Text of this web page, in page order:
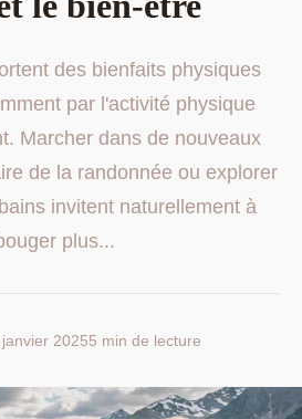
des bienfaits physiques
par l'activité physique
Marcher dans de nouveaux
de la randonnée ou explorer
invitent naturellement à
plus...
20255 min de lecture